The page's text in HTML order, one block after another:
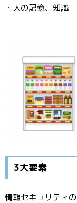
・人の記憶、知識
3大要素
情報セキュリティ